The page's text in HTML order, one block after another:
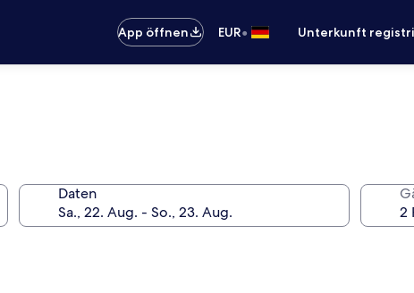
App öffnen
EUR• Unterkunft
Daten